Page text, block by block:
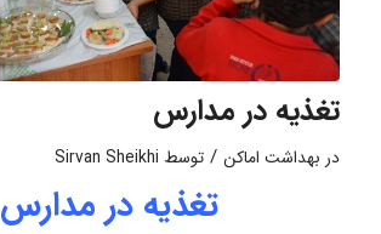
تغذیه در مدارس
در بهداشت اماکن / توسط Sirvan Sheikhi
تغذیه در مدارس